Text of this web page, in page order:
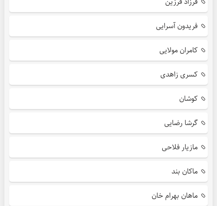
فریدون آسرایی
کامران مولایی
کسری زاهدی
کوشان
گرشا رضایی
مازیار فلاحی
ماکان بند
ماهان بهرام خان